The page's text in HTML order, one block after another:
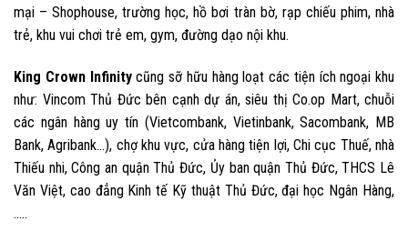
mại – Shophouse, trường học, hồ bơi tràn bờ, rạp chiếu phim, nhà
trẻ, khu vui chơi trẻ em, gym, đường dạo nội khu.
King Crown Infinitycũng sỡ hữu hàng loạt các tiện ích ngoại khu
như: Vincom Thủ Đức bên cạnh dự án, siêu thị Co.op Mart, chuỗi
các ngân hàng uy tín (Vietcombank, Vietinbank, Sacombank, MB
Bank, Agribank…), chợ khu vực, cửa hàng tiện lợi, Chi cục Thuế, nhà
Thiếu nhi, Công an quận Thủ Đức, Ủy ban quận Thủ Đức, THCS Lê
Văn Việt, cao đẳng Kinh tế Kỹ thuật Thủ Đức, đại học Ngân Hàng,
…..